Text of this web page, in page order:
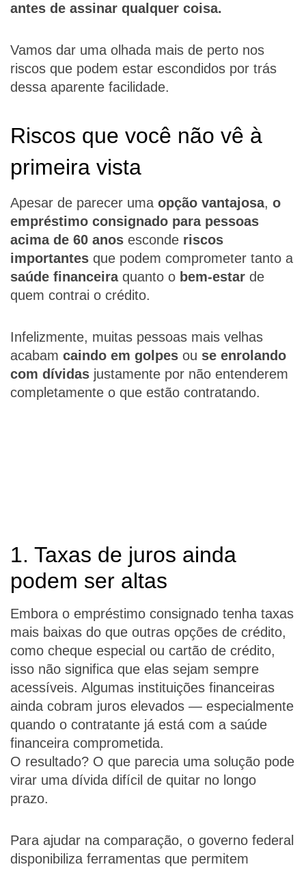
antes de assinar qualquer coisa.
Vamos dar uma olhada mais de perto nos
riscos que podem estar escondidos por trás
dessa aparente facilidade.
Riscos que você não vê à
primeira vista
Apesar de parecer uma opção vantajosa, o
empréstimo consignado para pessoas
acima de 60 anos esconde riscos
importantes que podem comprometer tanto a
saúde financeira quanto o bem-estar de
quem contrai o crédito.
Infelizmente, muitas pessoas mais velhas
acabam caindo em golpes ou se enrolando
com dívidas justamente por não entenderem
completamente o que estão contratando.
1. Taxas de juros ainda
podem ser altas
Embora o empréstimo consignado tenha taxas
mais baixas do que outras opções de crédito,
como cheque especial ou cartão de crédito,
isso não significa que elas sejam sempre
acessíveis. Algumas instituições financeiras
ainda cobram juros elevados — especialmente
quando o contratante já está com a saúde
financeira comprometida.
O resultado? O que parecia uma solução pode
virar uma dívida difícil de quitar no longo
prazo.
Para ajudar na comparação, o governo federal
disponibiliza ferramentas que permitem